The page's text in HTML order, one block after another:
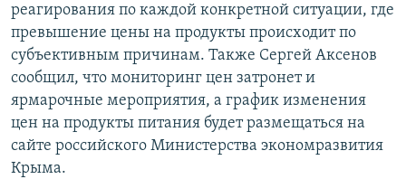
реагирования по каждой конкретной ситуации, где
превышение цены на продукты происходит по
субъективным причинам. Также Сергей Аксенов
сообщил, что мониторинг цен затронет и
ярмарочные мероприятия, а график изменения
цен на продукты питания будет размещаться на
сайте российского Министерства экономразвития
Крыма.